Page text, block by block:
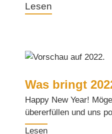
Lesen
Was bringt
Happy New Year!
übererfüllen und uns
Lesen